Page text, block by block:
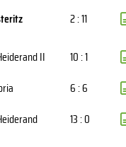
2 : 11
II
10 : 1
6 : 6
13 : 0